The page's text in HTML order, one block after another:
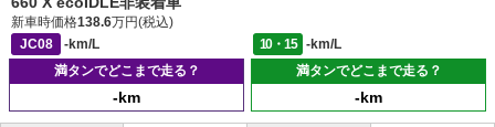
新車時価格138.6万円(税込)
JC08
-km/L 10・15
-km/L
満タンでどこまで走る？
-km
満タンでどこまで走る？
-km